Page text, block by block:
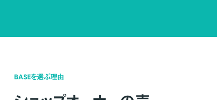
BASEを選ぶ理由